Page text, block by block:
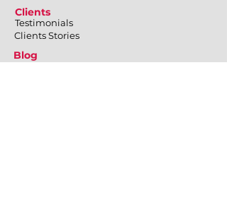
Testimonials
Clients
Clients Stories
Blog